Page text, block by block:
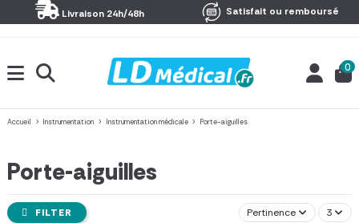
Livraison 24h/48h Satisfait ou remboursé
0
Accueil Instrumentation Instrumentation médicale Porte-aiguilles
Porte-aiguilles
FILTER Pertinence 3
Panneau de gestion des cookies